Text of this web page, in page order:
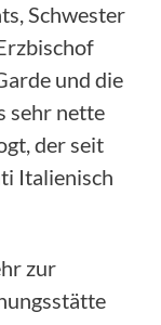
Schwester
und die
sehr nette
der seit
Italienisch
zur